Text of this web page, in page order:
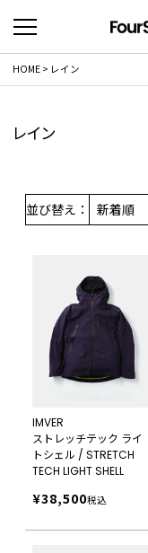
HOME レイン
レイン
並び替え 新着順
IMVER
ストレッチテック ライ
トシェル / STRETCH
TECH LIGHT SHELL
¥38,500税込